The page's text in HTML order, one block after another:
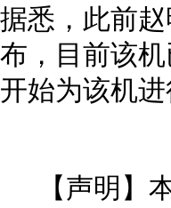
据悉，此前
布，目前该
开始为该机
【声明】